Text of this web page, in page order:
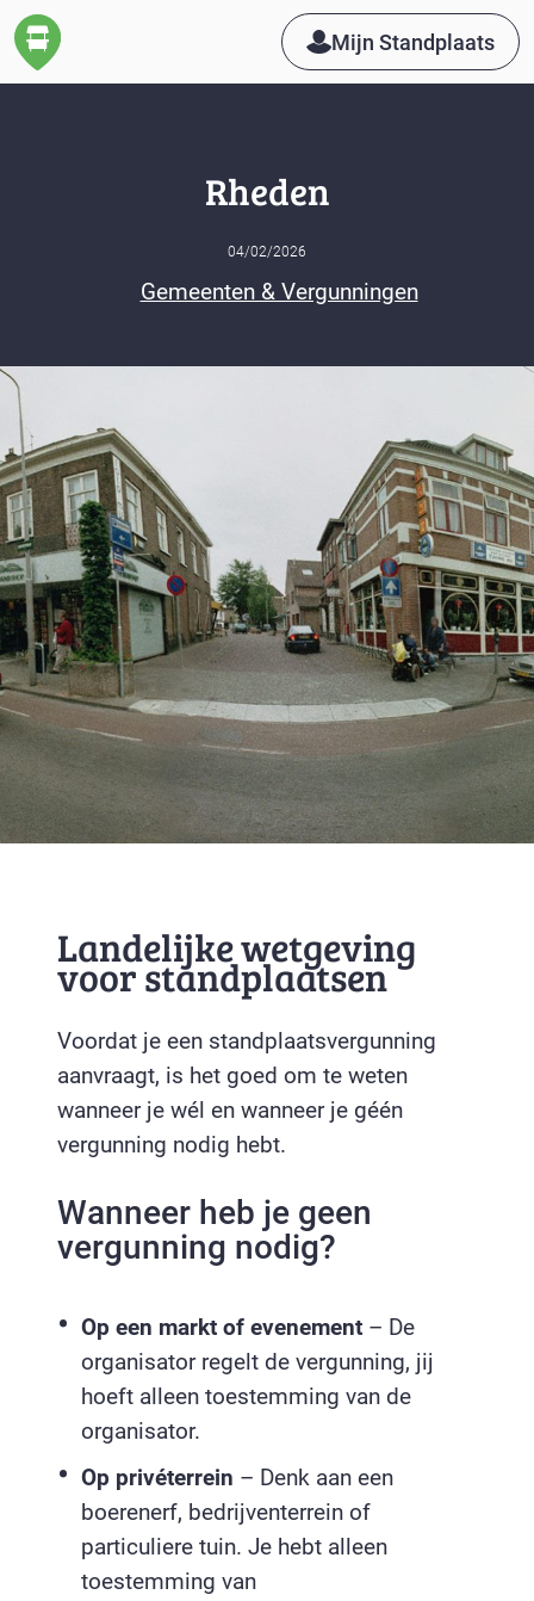
Mijn Standplaats
Rheden
04/02/2026
Gemeenten & Vergunningen
Landelijke wetgeving
voor standplaatsen
Voordat je een standplaatsvergunning
aanvraagt, is het goed om te weten
wanneer je wél en wanneer je géén
vergunning nodig hebt.
Wanneer heb je geen
vergunning nodig?
Op een markt of evenement – De
organisator regelt de vergunning, jij
hoeft alleen toestemming van de
organisator.
Op privéterrein – Denk aan een
boerenerf, bedrijventerrein of
particuliere tuin. Je hebt alleen
toestemming van